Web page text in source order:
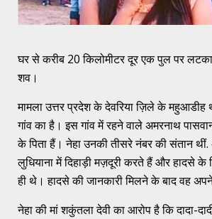
घर से करीब 20 किलोमीटर दूर एक पुल पर
शव।
मामला उत्तर प्रदेश के देवरिया ज़िले के महुआडीह
गांव का है। इस गांव में रहने वाले अमरनाथ
के पिता हैं। नेहा उनकी तीसरे नंबर की संतान
लुधियाना में दिहाड़ी मज़दूरी करते हैं और हादसे के
ही थे। हादसे की जानकारी मिलने के बाद वह
नेहा की मां शकुंतला देवी का आरोप है कि दादा-